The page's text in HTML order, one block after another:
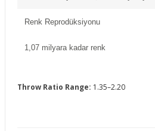
Renk Reprodüksiyonu
1,07 milyara kadar renk
Throw Ratio Range: 1.35–2.20